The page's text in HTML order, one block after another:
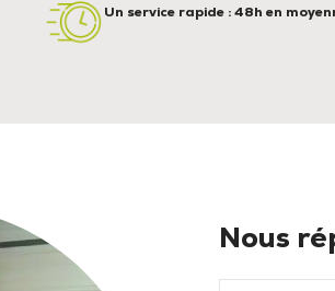
Un service rapide : 48h en
Nous